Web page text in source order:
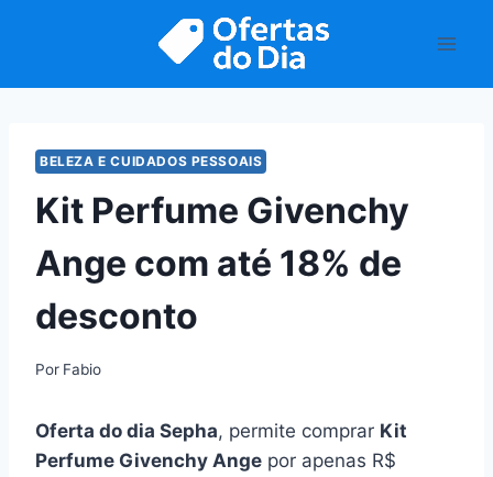
BELEZA E CUIDADOS PESSOAIS
Kit Perfume Givenchy
Ange com até 18% de
desconto
Por Fabio
Oferta do dia Sepha, permite comprar Kit
Perfume Givenchy Ange por apenas R$